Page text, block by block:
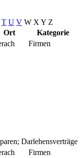
T U V W XY Z
Ort
Kategorie
Firmen
Darlehensverträge
Firmen